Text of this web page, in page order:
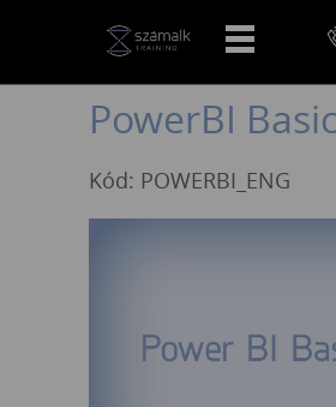
VISSZA
PowerBI
Kód: POWERBI_ENG